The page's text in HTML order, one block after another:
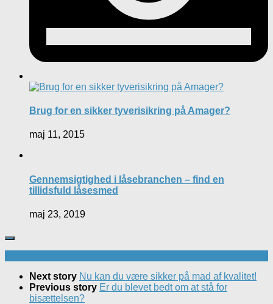
Brug for en sikker tyverisikring på Amager?
maj 11, 2015
Gennemsigtighed i låsebranchen – find en
tillidsfuld låsesmed
maj 23, 2019
Next story Nu kan du være sikker på mad af kvalitet!
Previous story Er du blevet bedt om at stå for
bisættelsen?